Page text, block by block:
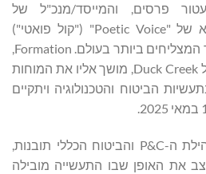
פרסים, והמייסד/מנכ"ל של
SekouWorld, Inc, הממציא של "Poetic Voice" ("קול פואטי")
ואחד ממשוררי הספוקן וורד המצליחים ביותר בעולם. Formation,
כנס המשתמשים השנתי של Duck Creek, מושך אליו את המוחות
הביטוח והטכנולוגיה ויתקיים
תספק לקהילת ה-P&C והביטוח הכללי תובנות,
את האופן שבו התעשייה מובילה